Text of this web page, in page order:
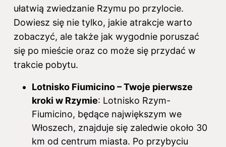
ułatwią zwiedzanie Rzymu po przylocie.
Dowiesz się nie tylko, jakie atrakcje warto
zobaczyć, ale także jak wygodnie poruszać
się po mieście oraz co może się przydać w
trakcie pobytu.
Lotnisko Fiumicino – Twoje pierwsze
kroki w Rzymie: Lotnisko Rzym-
Fiumicino, będące największym we
Włoszech, znajduje się zaledwie około 30
km od centrum miasta. Po przybyciu